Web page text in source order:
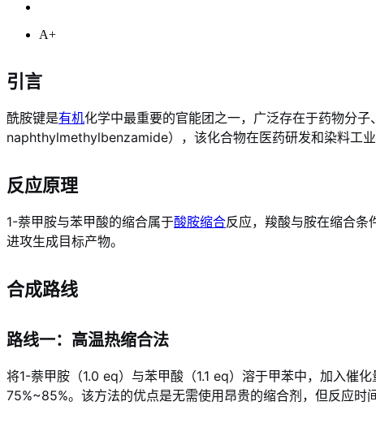
A+
引言
酰胺键是有机化学中最重要的官能团之一，广泛存在于药物分
naphthylmethylbenzamide），该化合物在医药研发和染料工
反应原理
1-萘甲胺与苯甲酸的缩合属于酸胺缩合反应，羧酸与胺在缩合条
进攻生成目标产物。
合成路线
路线一：高温热缩合法
将1-萘甲胺（1.0 eq）与苯甲酸（1.1 eq）溶于甲苯中，加入催化
75%~85%。该方法的优点是无需使用昂贵的缩合剂，但反应时